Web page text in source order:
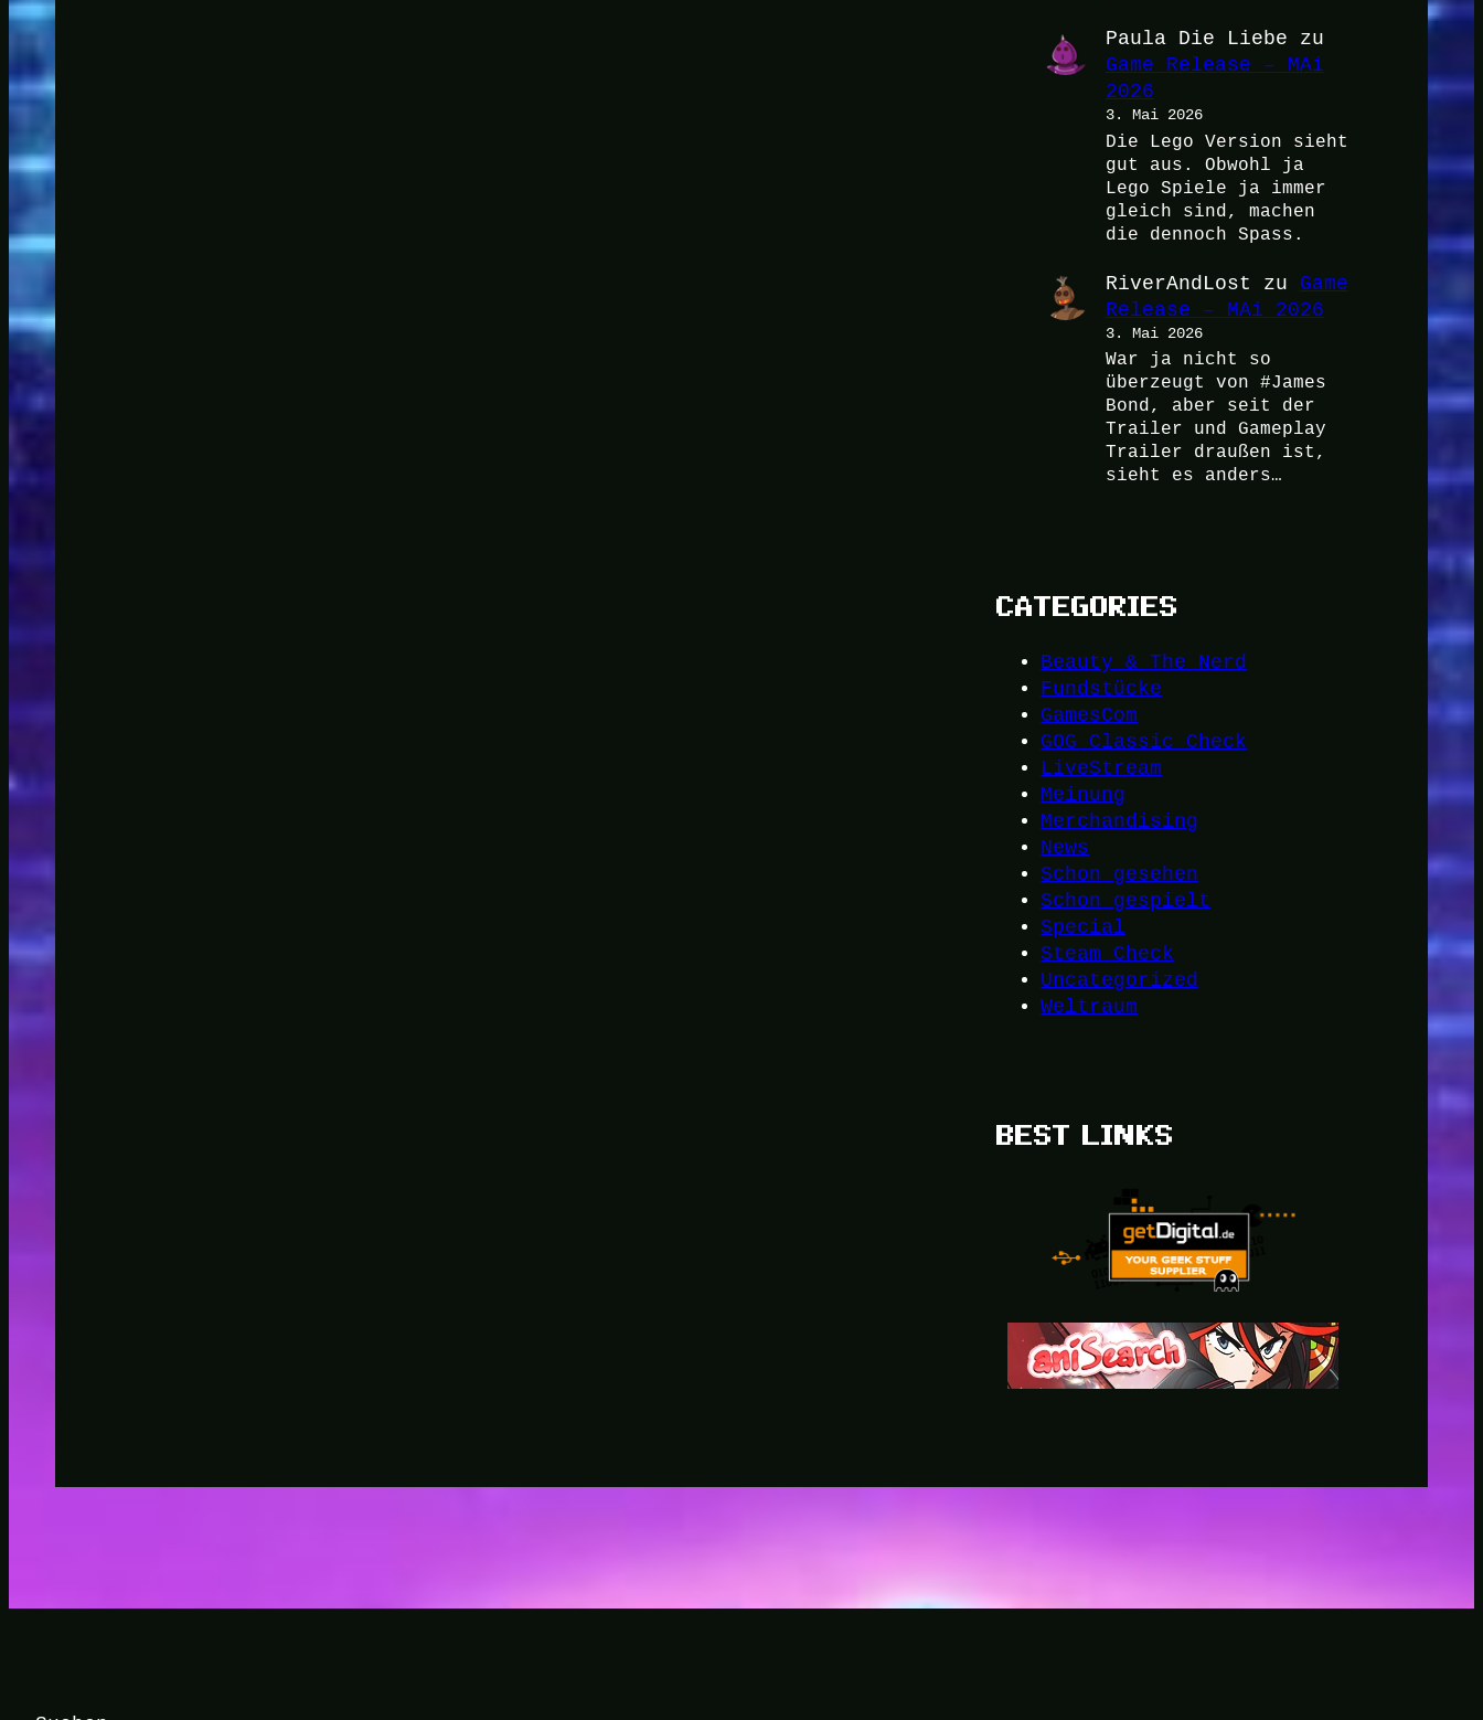
Paula Die Liebe zu
Game Release – MAi
2026
3. Mai 2026
Die Lego Version sieht
gut aus. Obwohl ja
Lego Spiele ja immer
gleich sind, machen
die dennoch Spass.
RiverAndLost zu Game
Release – MAi 2026
3. Mai 2026
War ja nicht so
überzeugt von #James
Bond, aber seit der
Trailer und Gameplay
Trailer draußen ist,
sieht es anders…
CATEGORIES
Beauty & The Nerd
Fundstücke
GamesCom
GOG Classic Check
LiveStream
Meinung
Merchandising
News
Schon gesehen
Schon gespielt
Special
Steam Check
Uncategorized
Weltraum
BEST LINKS